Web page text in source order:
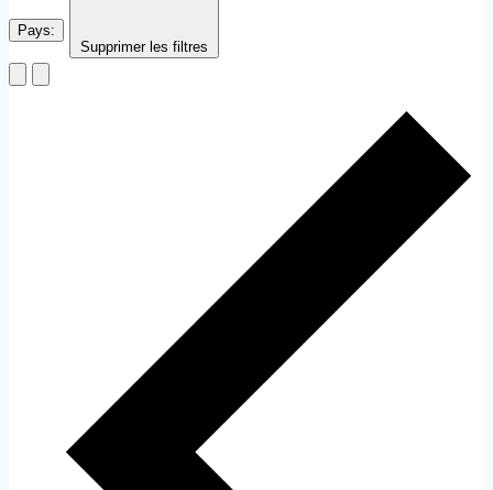
Pays:
Supprimer les filtres